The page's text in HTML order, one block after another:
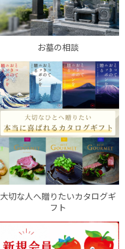
お墓の相談
大切な人へ贈りたいカタログギ
フト